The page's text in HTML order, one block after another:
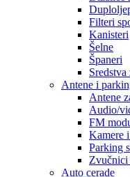
Filteri
Kanisteri
Šelne
Španeri
Antene i
Antene
Audio/
FM
Kamere
Parking
Auto cerade